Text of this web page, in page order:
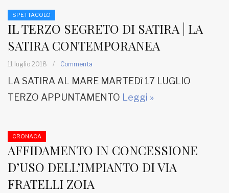
SPETTACOLO
IL TERZO SEGRETO DI SATIRA | LA
SATIRA CONTEMPORANEA
11 luglio 2018 / Commenta
LA SATIRA AL MARE MARTEDì 17 LUGLIO
TERZO APPUNTAMENTO Leggi »
CRONACA
AFFIDAMENTO IN CONCESSIONE
D’USO DELL’IMPIANTO DI VIA
FRATELLI ZOIA